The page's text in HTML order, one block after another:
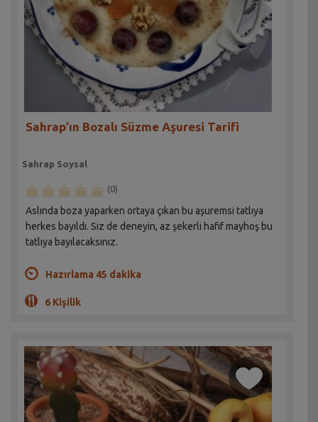
Sahrap’ın Bozalı Süzme Aşuresi Tarifi
Sahrap Soysal
(0)
Aslında boza yaparken ortaya çıkan bu aşuremsi tatlıya
herkes bayıldı. Siz de deneyin, az şekerli hafif mayhoş bu
tatlıya bayılacaksınız.
Hazırlama 45 dakika
6 Kişilik